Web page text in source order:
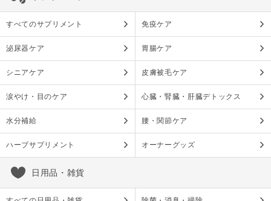
すべてのサプリメント 免疫ケア
泌尿器ケア 胃腸ケア
シニアケア 皮膚被毛ケア
涙やけ・目のケア 心臓・腎臓・肝臓デトックス
水分補給 腰・関節ケア
ハーブサプリメント オーナーグッズ
日用品・雑貨